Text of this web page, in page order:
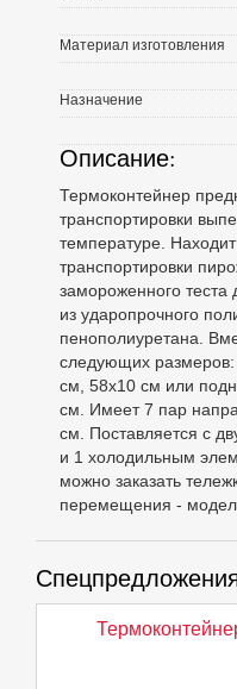
Материал изготовления
Назначение
Описание:
Термоконтейнер
транспортировки
температуре.
транспортировки
замороженного теста
из ударопрочного
пенополиуретана.
следующих
см, 58х10 см или
см. Имеет 7 пар
см. Поставляется с
и 1 холодильным
можно заказать
перемещения -